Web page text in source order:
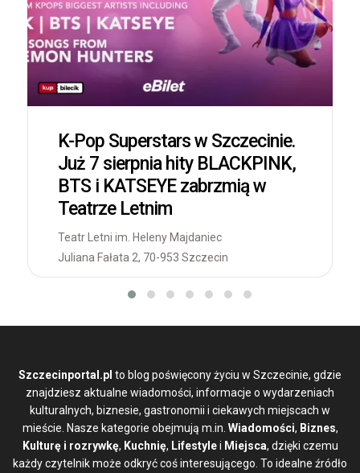
K-Pop Superstars w Szczecinie.
Już 7 sierpnia hity BLACKPINK,
BTS i KATSEYE zabrzmią w
Teatrze Letnim
Teatr Letni im. Heleny Majdaniec
Juliana Fałata 2, 70-953 Szczecin
Szczecinportal.pl to blog poświęcony życiu w Szczecinie, gdzie
znajdziesz aktualne wiadomości, informacje o wydarzeniach
kulturalnych, biznesie, gastronomii i ciekawych miejscach w
mieście. Nasze kategorie obejmują m.in. Wiadomości, Biznes,
Kulturę i rozrywkę, Kuchnię, Lifestylei Miejsca, dzięki czemu
każdy czytelnik może odkryć coś interesującego. To idealne źródło